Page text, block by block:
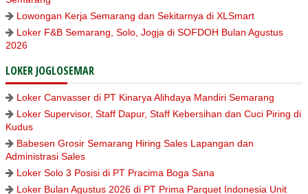
Lowongan Kerja Semarang dan Sekitarnya di XLSmart
Loker F&B Semarang, Solo, Jogja di SOFDOH Bulan Agustus
2026
LOKER JOGLOSEMAR
Loker Canvasser di PT Kinarya Alihdaya Mandiri Semarang
Loker Supervisor, Staff Dapur, Staff Kebersihan dan Cuci Piring di
Kudus
Babesen Grosir Semarang Hiring Sales Lapangan dan
Administrasi Sales
Loker Solo 3 Posisi di PT Pracima Boga Sana
Loker Bulan Agustus 2026 di PT Prima Parquet Indonesia Unit